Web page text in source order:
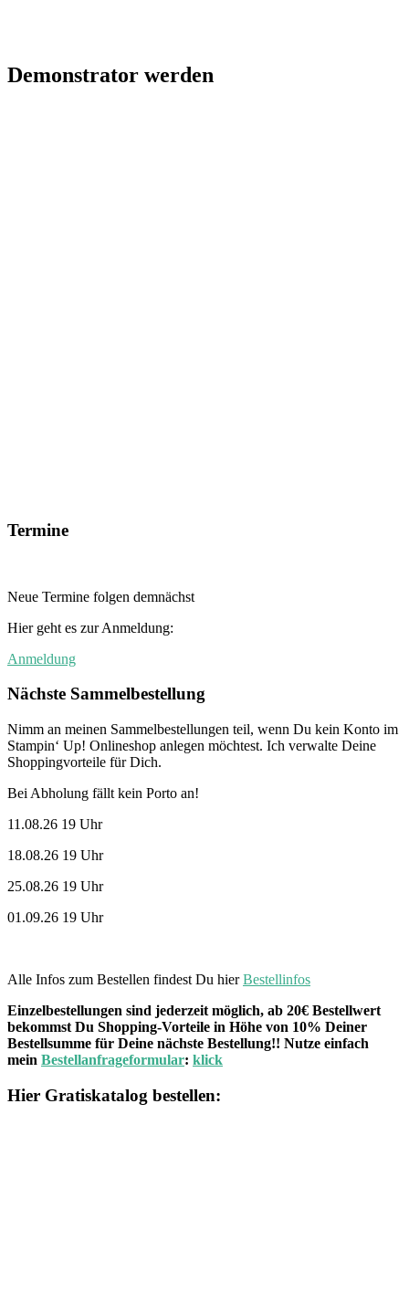
Demonstrator werden
Termine
Neue Termine folgen demnächst
Hier geht es zur Anmeldung:
Anmeldung
Nächste Sammelbestellung
Nimm an meinen Sammelbestellungen teil, wenn Du kein Konto im
Stampin‘ Up! Onlineshop anlegen möchtest. Ich verwalte Deine
Shoppingvorteile für Dich.
Bei Abholung fällt kein Porto an!
11.08.26 19 Uhr
18.08.26 19 Uhr
25.08.26 19 Uhr
01.09.26 19 Uhr
Alle Infos zum Bestellen findest Du hierBestellinfos
Einzelbestellungen sind jederzeit möglich, ab 20€ Bestellwert
bekommst Du Shopping-Vorteile in Höhe von 10% Deiner
Bestellsumme für Deine nächste Bestellung!! Nutze einfach
mein Bestellanfrageformular: klick
Hier Gratiskatalog bestellen: